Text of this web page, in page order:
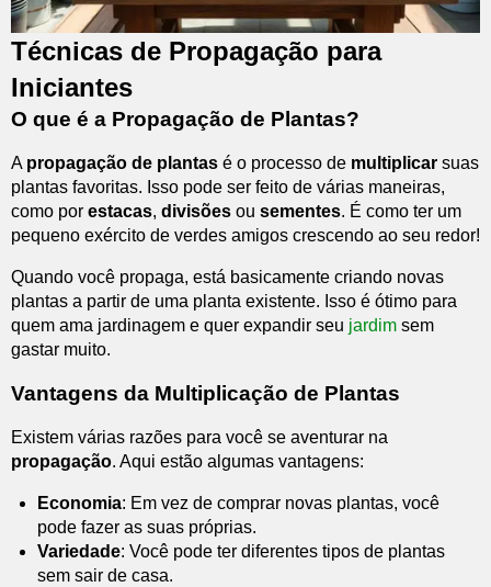
Técnicas de Propagação para
Iniciantes
O que é a Propagação de Plantas?
A propagação de plantas é o processo de multiplicar suas
plantas favoritas. Isso pode ser feito de várias maneiras,
como por estacas, divisões ou sementes. É como ter um
pequeno exército de verdes amigos crescendo ao seu redor!
Quando você propaga, está basicamente criando novas
plantas a partir de uma planta existente. Isso é ótimo para
quem ama jardinagem e quer expandir seu jardim sem
gastar muito.
Vantagens da Multiplicação de Plantas
Existem várias razões para você se aventurar na
propagação. Aqui estão algumas vantagens:
Economia: Em vez de comprar novas plantas, você
pode fazer as suas próprias.
Variedade: Você pode ter diferentes tipos de plantas
sem sair de casa.